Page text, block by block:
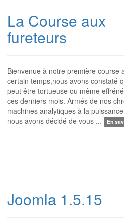
La Course aux
fureteurs
Bienvenue à notre première course
certain temps,nous avons constaté
peut être tortueuse ou même
ces derniers mois. Armés de nos
machines analytiques à la
nous avons décidé de vous ...
En
Joomla 1.5.15